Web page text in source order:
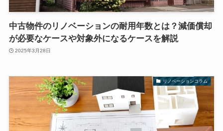
中古物件のリノベーションの耐用年数とは？減価償却
が必要なケースや対象外になるケースを解説
2025年3月28日
リノベーションコラム